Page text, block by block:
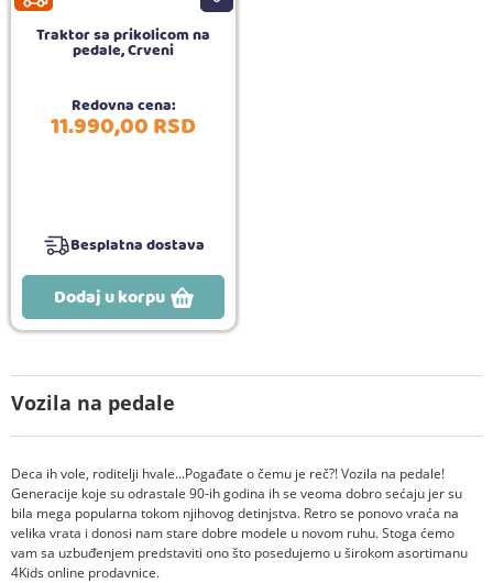
Vozila na pedale
Deca ih vole, roditelji hvale...Pogađate o čemu je reč?! Vozila na pedale!
Generacije koje su odrastale 90-ih godina ih se veoma dobro sećaju jer su
bila mega popularna tokom njihovog detinjstva. Retro se ponovo vraća na
velika vrata i donosi nam stare dobre modele u novom ruhu. Stoga ćemo
vam sa uzbuđenjem predstaviti ono što posedujemo u širokom asortimanu
4Kids online prodavnice.
Traktor sa prikolicom na
pedale, Crveni
Redovna cena:
11.990,00RSD
Besplatna dostava
Dodaj u korpu